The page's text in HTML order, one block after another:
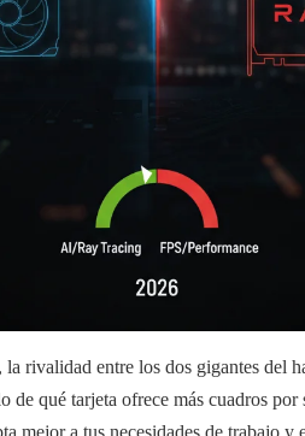
la rivalidad entre los dos gigantes del
de qué tarjeta ofrece más cuadros
mejor a tus necesidades de trabajo y